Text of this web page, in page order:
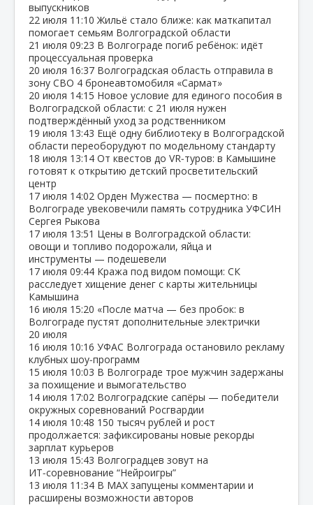
выпускников
22 июля 11:10 Жильё стало ближе: как маткапитал
помогает семьям Волгоградской области
21 июля 09:23 В Волгограде погиб ребёнок: идёт
процессуальная проверка
20 июля 16:37 Волгоградская область отправила в
зону СВО 4 бронеавтомобиля «Сармат»
20 июля 14:15 Новое условие для единого пособия в
Волгоградской области: с 21 июля нужен
подтверждённый уход за родственником
19 июля 13:43 Ещё одну библиотеку в Волгоградской
области переоборудуют по модельному стандарту
18 июля 13:14 От квестов до VR‑туров: в Камышине
готовят к открытию детский просветительский
центр
17 июля 14:02 Орден Мужества — посмертно: в
Волгограде увековечили память сотрудника УФСИН
Сергея Рыкова
17 июля 13:51 Цены в Волгоградской области:
овощи и топливо подорожали, яйца и
инструменты — подешевели
17 июля 09:44 Кража под видом помощи: СК
расследует хищение денег с карты жительницы
Камышина
16 июля 15:20 «После матча — без пробок: в
Волгограде пустят дополнительные электрички
20 июля
16 июля 10:16 УФАС Волгограда остановило рекламу
клубных шоу‑программ
15 июля 10:03 В Волгограде трое мужчин задержаны
за похищение и вымогательство
14 июля 17:02 Волгоградские сапёры — победители
окружных соревнований Росгвардии
14 июля 10:48 150 тысяч рублей и рост
продолжается: зафиксированы новые рекорды
зарплат курьеров
13 июля 15:43 Волгоградцев зовут на
ИТ‑соревнование “Нейроигры”
13 июля 11:34 В МАХ запущены комментарии и
расширены возможности авторов